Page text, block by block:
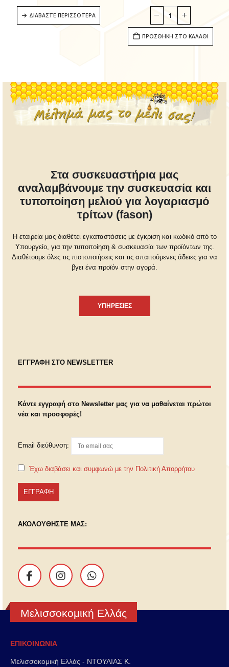
ΔΙΑΒΆΣΤΕ ΠΕΡΙΣΣΌΤΕΡΑ
ΠΡΟΣΘΉΚΗ ΣΤΟ ΚΑΛΆΘΙ
Στα συσκευαστήρια μας
αναλαμβάνουμε την συσκευασία και
τυποποίηση μελιού για λογαριασμό
τρίτων (fason)
Η εταιρεία μας διαθέτει εγκαταστάσεις με έγκριση και κωδικό από το
Υπουργείο, για την τυποποίηση & συσκευασία των προϊόντων της.
Διαθέτουμε όλες τις πιστοποιήσεις και τις απαιτούμενες άδειες για να
βγει ένα προϊόν στην αγορά.
ΥΠΗΡΕΣΙΕΣ
ΕΓΓΡΑΦΗ ΣΤΟ NEWSLETTER
Κάντε εγγραφή στο Newsletter μας για να μαθαίνεται πρώτοι
νέα και προσφορές!
Email διεύθυνση:
Έχω διαβάσει και συμφωνώ με την Πολιτική Απορρήτου
ΑΚΟΛΟΥΘΗΣΤΕ ΜΑΣ:
Μελισσοκομική Ελλάς
ΕΠΙΚΟΙΝΩΝΙΑ
Μελισσοκομική Ελλάς - ΝΤΟΥΛΙΑΣ Κ.